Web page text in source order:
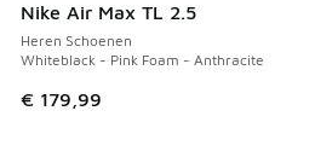
Nike Air Max TL 2.5
Heren Schoenen
Whiteblack - Pink Foam - Anthracite
€ 179,99